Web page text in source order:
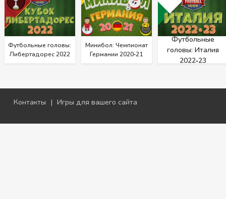
Футбольные головы:
Либертадорес 2022
Минибол: Чемпионат
Германии 2020‑21
Футбольные
головы: Италия
2022‑23
Контакты | Игры для вашего сайта